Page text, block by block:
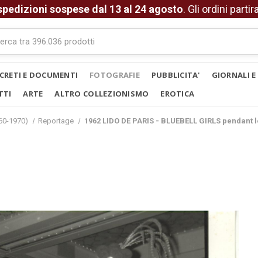
sospese dal 13 al 24 agosto. Gli ordini
E DOCUMENTI FOTOGRAFIE PUBBLICITA' GIORNALI E
ARTE ALTRO COLLEZIONISMO EROTICA
1970) Reportage 1962 LIDO DE PARIS - BLUEBELL GIRLS